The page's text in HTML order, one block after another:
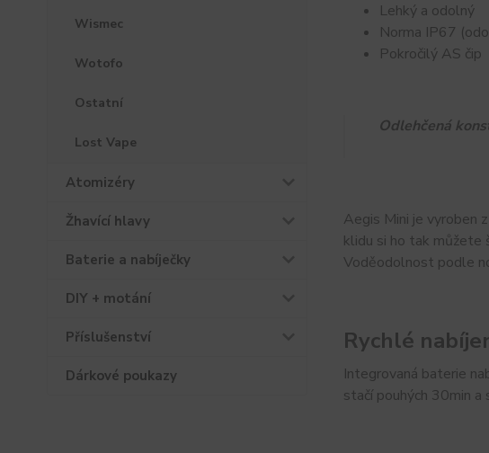
Wismec
Wotofo
Ostatní
Lost Vape
Atomizéry
Žhavící hlavy
Baterie a nabíječky
DIY + motání
Příslušenství
Dárkové poukazy
Lehký a odolný
Norma IP67
Pokročilý AS čip
Odlehčená
Aegis Mini je vyroben
klidu si ho tak můžete
Voděodolnost podle
Rychlé
Integrovaná baterie
stačí pouhých 30min